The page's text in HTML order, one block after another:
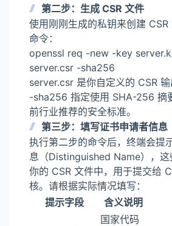
第二步：生成 CSR 文件
使用刚刚生成的私钥来创建
命令：
openssl req -new -key
server.csr -sha256
server.csr 是你自定义的 CSR 输
-sha256 指定使用 SHA-256 摘
前行业推荐的安全标准。
第三步：填写证书申请者信息
执行第二步的命令后，终端会提
息（Distinguished Name），这
你的 CSR 文件中，用于提交给
核。请根据实际情况填写：
提示字段
含义说明
国家代码